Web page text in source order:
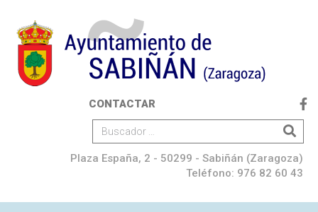
CONTACTAR
Plaza España, 2 - 50299 - Sabiñán (Zaragoza)
Teléfono: 976 82 60 43